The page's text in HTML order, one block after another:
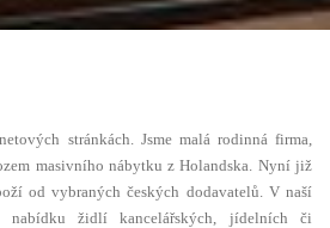
stránkách. Jsme malá rodinná firma,
masivního nábytku z Holandska. Nyní již
od vybraných českých dodavatelů. V naší
nabídku židlí kancelářských, jídelních či